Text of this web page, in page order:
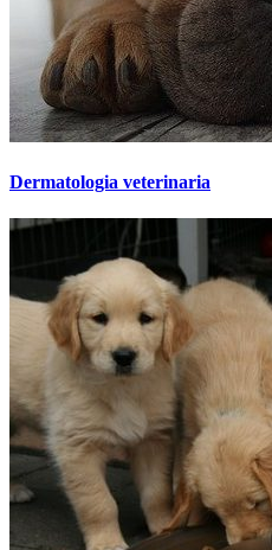
Dermatologia veterinaria